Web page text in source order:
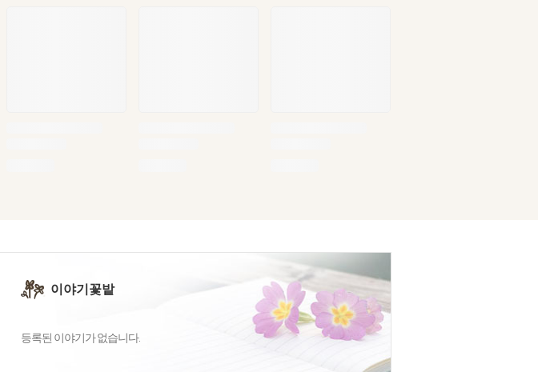
이야기꽃밭
등록된 이야기가 없습니다.